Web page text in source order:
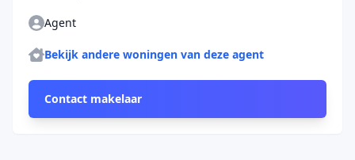
Agent
Agent
More properties
Bekijk andere woningen van deze agent
Contact makelaar